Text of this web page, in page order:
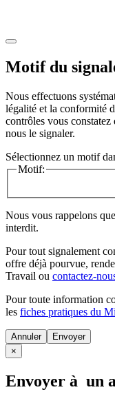
Motif du
Nous effectuons
légalité et la conformité
contrôles vous
nous le signaler.
Sélectionnez un motif
Motif:
Nous vous rappelons
interdit.
Pour tout signalement
offre déjà pourvue,
Travail ou contactez-
Pour toute information
les fiches pratiques du
Annuler
×
Envoyer à un